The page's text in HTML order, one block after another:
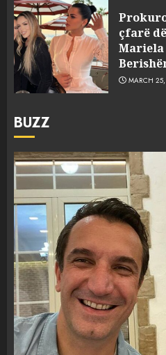
çfarë
Mariela
MARCH
BUZZ